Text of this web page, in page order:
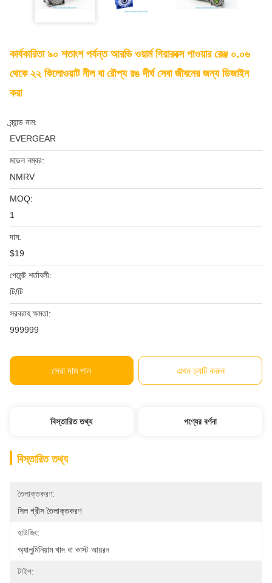
কার্যকারিতা ৯০ শতাংশ পর্যন্ত আরভি ওয়ার্ম গিয়ারবক্স পাওয়ার রেঞ্জ ০.০৬
থেকে ২২ কিলোওয়াট নীল বা রৌপ্য রঙ দীর্ঘ সেবা জীবনের জন্য ডিজাইন
করা
ব্র্যান্ড নাম:
EVERGEAR
মডেল নম্বর:
NMRV
MOQ:
1
দাম:
$19
পেমেন্ট শর্তাবলী:
টি/টি
সরবরাহ ক্ষমতা:
999999
সেরা দাম পান এখন চ্যাট করুন
বিস্তারিত তথ্য পণ্যের বর্ণনা
বিস্তারিত তথ্য
তৈলাক্তকরণ:
সিল গ্রীস তৈলাক্তকরণ
হাউজিং:
অ্যালুমিনিয়াম খাদ বা কাস্ট আয়রন
টাইপ: